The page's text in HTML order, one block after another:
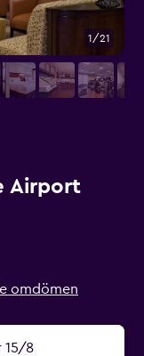
Airport
omdömen
15/8
1/21